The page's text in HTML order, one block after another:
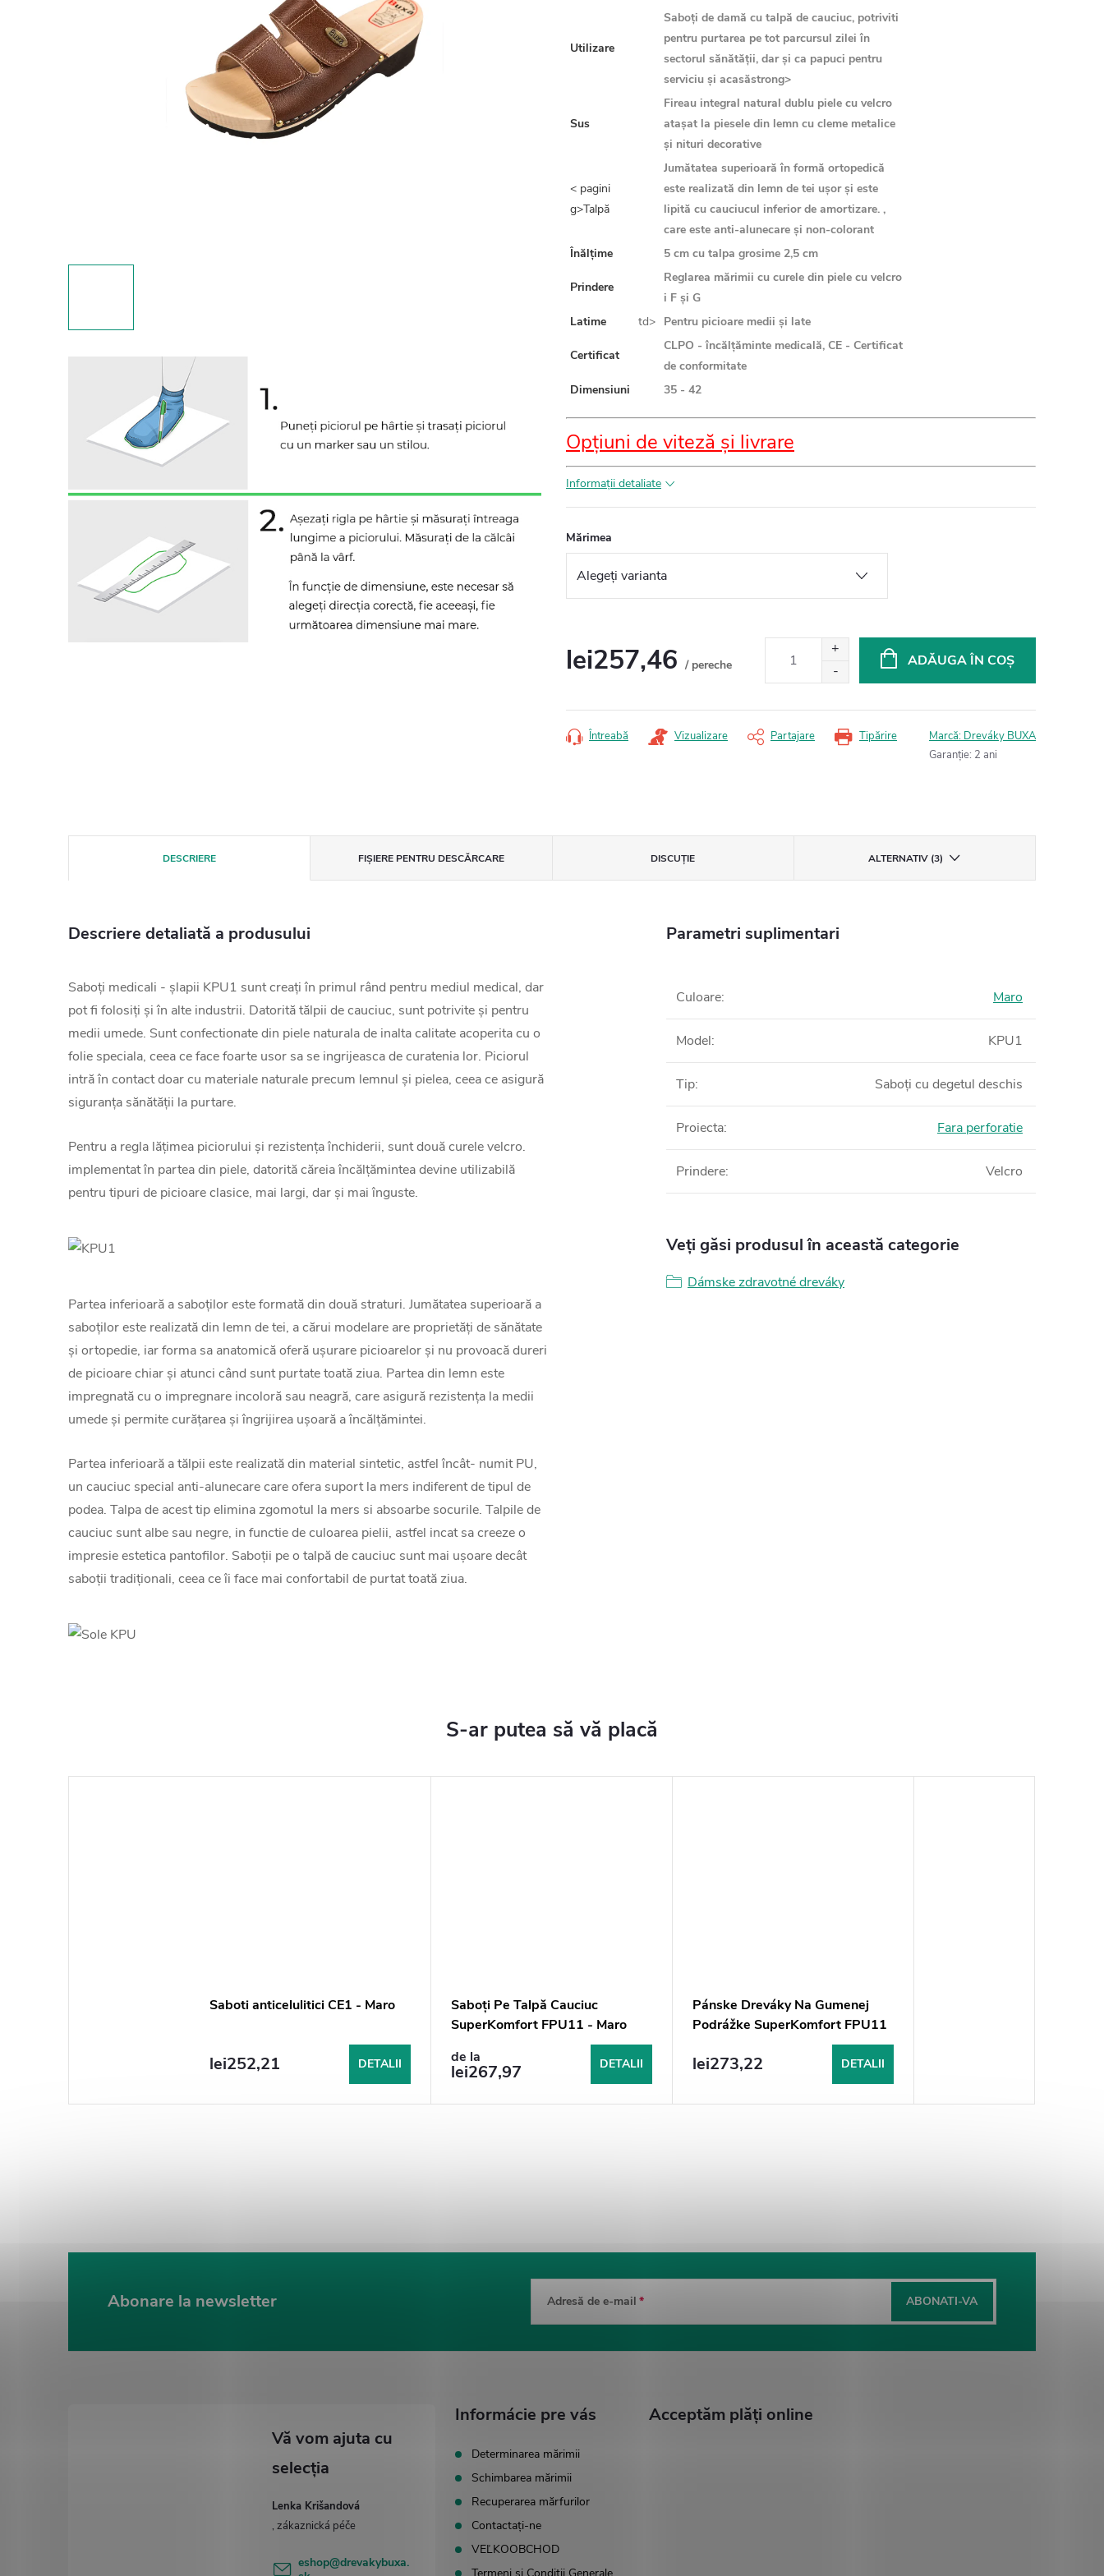
Utilizare
Saboți de damă cu talpă de cauciuc, potriviti
pentru purtarea pe tot parcursul zilei în
sectorul sănătății, dar și ca papuci pentru
serviciu și acasăstrong>
Sus
Fireau integral natural dublu piele cu velcro
atașat la piesele din lemn cu cleme metalice
și nituri decorative
< pagini
g>Talpă
Jumătatea superioară în formă ortopedică
este realizată din lemn de tei ușor și este
lipită cu cauciucul inferior de amortizare. ,
care este anti-alunecare și non-colorant
Înălțime
5 cm cu talpa grosime 2,5 cm
Prindere
Reglarea mărimii cu curele din piele cu velcro
i F și G
Latime
td> Pentru picioare medii și late
Certificat
CLPO - încălțăminte medicală, CE - Certificat
de conformitate
Dimensiuni
35 - 42
Opțiuni de viteză și livrare
Informaţii detaliate
Mărimea
lei257,46 / pereche
ADĂUGA ÎN COŞ
Tipărire
Întreabă Vizualizare Partajare Marcă: Dreváky BUXA
Garanţie: 2 ani
DESCRIERE FIȘIERE PENTRU DESCĂRCARE DISCUŢIE ALTERNATIV (3)
Descriere detaliată a produsului
Saboți medicali - șlapii KPU1 sunt creați în primul rând pentru mediul medical, dar
pot fi folosiți și în alte industrii. Datorită tălpii de cauciuc, sunt potrivite și pentru
medii umede. Sunt confectionate din piele naturala de inalta calitate acoperita cu o
folie speciala, ceea ce face foarte usor sa se ingrijeasca de curatenia lor. Piciorul
intră în contact doar cu materiale naturale precum lemnul și pielea, ceea ce asigură
siguranța sănătății la purtare.
Pentru a regla lățimea piciorului și rezistența închiderii, sunt două curele velcro.
implementat în partea din piele, datorită căreia încălțămintea devine utilizabilă
pentru tipuri de picioare clasice, mai largi, dar și mai înguste.
Partea inferioară a saboților este formată din două straturi. Jumătatea superioară a
saboților este realizată din lemn de tei, a cărui modelare are proprietăți de sănătate
și ortopedie, iar forma sa anatomică oferă ușurare picioarelor și nu provoacă dureri
de picioare chiar și atunci când sunt purtate toată ziua. Partea din lemn este
impregnată cu o impregnare incoloră sau neagră, care asigură rezistența la medii
umede și permite curățarea și îngrijirea ușoară a încălțămintei.
Partea inferioară a tălpii este realizată din material sintetic, astfel încât- numit PU,
un cauciuc special anti-alunecare care ofera suport la mers indiferent de tipul de
podea. Talpa de acest tip elimina zgomotul la mers si absoarbe socurile. Talpile de
cauciuc sunt albe sau negre, in functie de culoarea pielii, astfel incat sa creeze o
impresie estetica pantofilor. Saboții pe o talpă de cauciuc sunt mai ușoare decât
saboții tradiționali, ceea ce îi face mai confortabil de purtat toată ziua.
Parametri suplimentari
Culoare: Maro
Model: KPU1
Tip: Saboți cu degetul deschis
Proiecta: Fara perforatie
Prindere: Velcro
Veți găsi produsul în această categorie
Dámske zdravotné dreváky
Saboti anticelulitici CE1 - Maro
lei252,21 DETALII
Saboți Pe Talpă Cauciuc
SuperKomfort FPU11 - Maro
de la
lei267,97 DETALII
Pánske Dreváky Na Gumenej
Podrážke SuperKomfort FPU11
lei273,22 DETALII
Abonare la newsletter Adresă de e-mail ABONATI-VA
Lenka Krišandová
eshop@drevakybuxa.
Informácie pre vás
Determinarea mărimii
Schimbarea mărimii
Recuperarea mărfurilor
Contactaţi-ne
VEĽKOOBCHOD
Acceptăm plăţi online